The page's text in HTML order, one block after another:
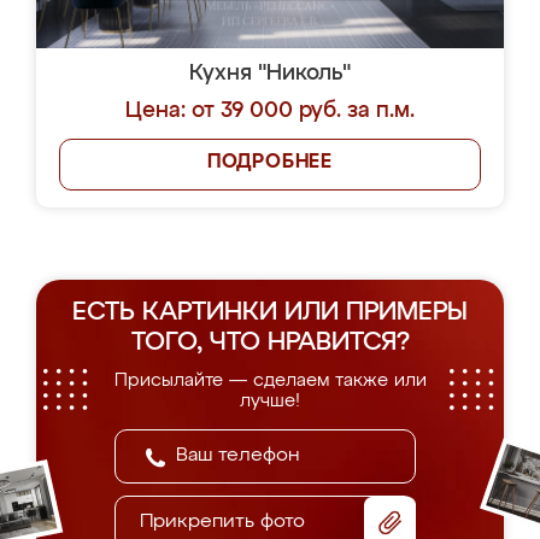
Кухня "Николь"
Цена: от 39 000 руб. за п.м.
ПОДРОБНЕЕ
ЕСТЬ КАРТИНКИ ИЛИ ПРИМЕРЫ
ТОГО, ЧТО НРАВИТСЯ?
Присылайте — сделаем также или
лучше!
Прикрепить фото